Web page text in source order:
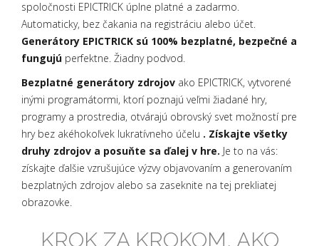
spoločnosti EPICTRICK úplne platné a zadarmo.
Automaticky, bez čakania na registráciu alebo účet.
Generátory EPICTRICK sú 100% bezplatné, bezpečné a
fungujú perfektne. Žiadny podvod.
Bezplatné generátory zdrojov ako EPICTRICK, vytvorené
inými programátormi, ktorí poznajú veľmi žiadané hry,
programy a prostredia, otvárajú obrovský svet možností pre
hry bez akéhokoľvek lukratívneho účelu . Získajte všetky
druhy zdrojov a posuňte sa ďalej v hre. Je to na vás:
získajte ďalšie vzrušujúce výzvy objavovaním a generovaním
bezplatných zdrojov alebo sa zaseknite na tej prekliatej
obrazovke.
KROK ZA KROKOM, AKO